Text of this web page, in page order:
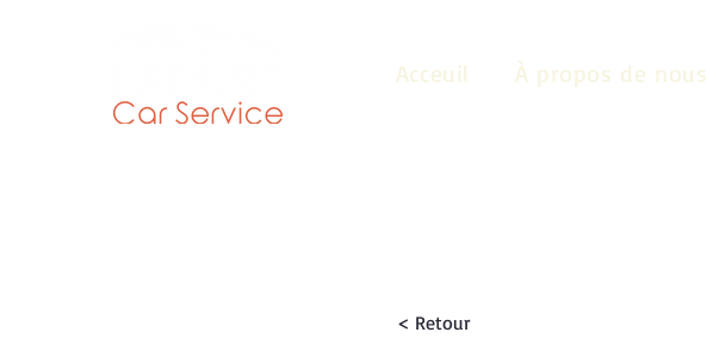
Acceuil À propos de nous
< Retour